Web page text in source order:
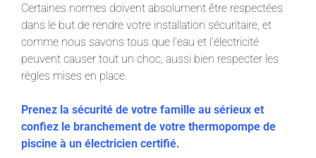
Certaines normes doivent absolument être respectées
dans le but de rendre votre installation sécuritaire, et
comme nous savons tous que l’eau et l’électricité
peuvent causer tout un choc, aussi bien respecter les
règles mises en place.
Prenez la sécurité de votre famille au sérieux et
confiez le branchement de votre thermopompe de
piscine à un électricien certifié.